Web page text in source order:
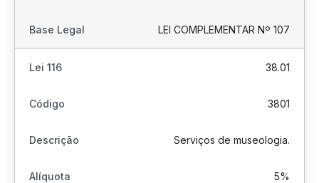
LEI COMPLEMENTAR Nº 107
38.01
3801
Serviços de museologia.
5%